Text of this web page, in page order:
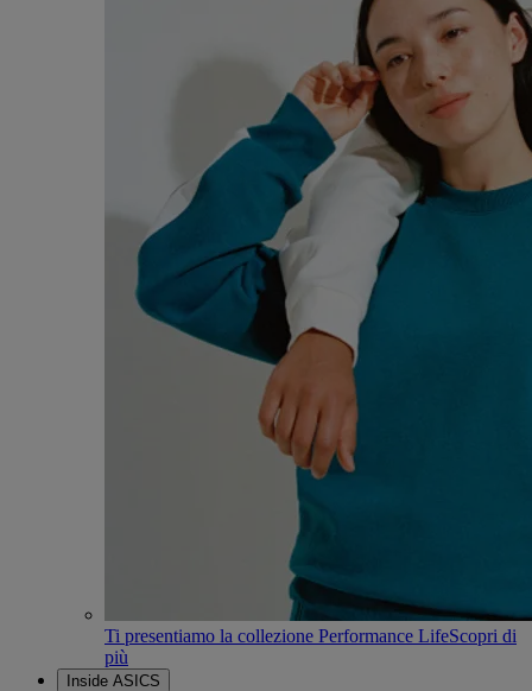
Ti presentiamo la collezione Performance LifeScopri di
più
Inside ASICS